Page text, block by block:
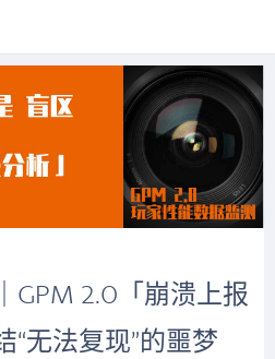
GPM 2.0「崩溃上报
“无法复现”的噩梦